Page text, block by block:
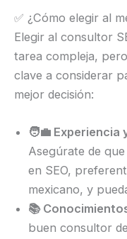
✅ ¿Cómo elegir al
Elegir al consultor
tarea compleja,
clave a considerar
mejor decisión:
🧑‍💼
Asegúrate de
en SEO,
mexicano, y
📚
buen consultor